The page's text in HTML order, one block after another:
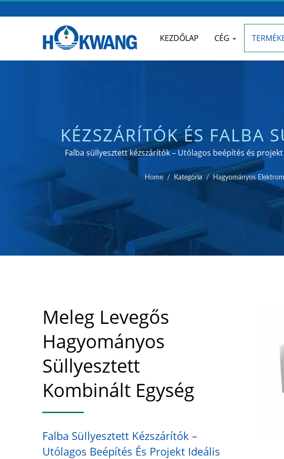
KEZDŐLAP CÉG
KÉZSZÁRÍTÓK ÉS FALBA
ROZSDAMENTES
Falba süllyesztett kézszárítók – Utólagos beépítés és
Home / Kategória / Hagyományos
Meleg Levegős
Hagyományos
Süllyesztett
Kombinált Egység
Falba Süllyesztett Kézszárítók –
Utólagos Beépítés És Projekt Ideális